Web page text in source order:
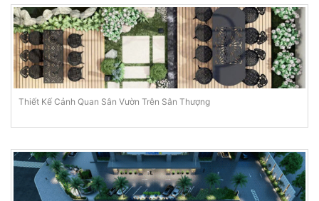
Thiết Kế Cảnh Quan Sân Vườn Trên Sân Thượng